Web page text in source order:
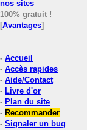
nos sites
100% gratuit !
[Avantages]
- Accueil
- Accès rapides
- Aide/Contact
- Livre d'or
- Plan du site
- Recommander
- Signaler un bug